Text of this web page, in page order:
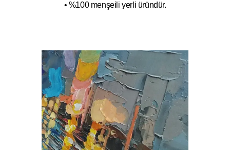
• %100 menşeili yerli üründür.